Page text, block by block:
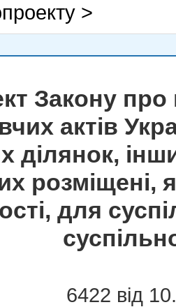
>
Закону про
актів
ділянок,
розміщені,
для
6422 від